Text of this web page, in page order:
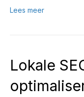
Lees meer
Lokale